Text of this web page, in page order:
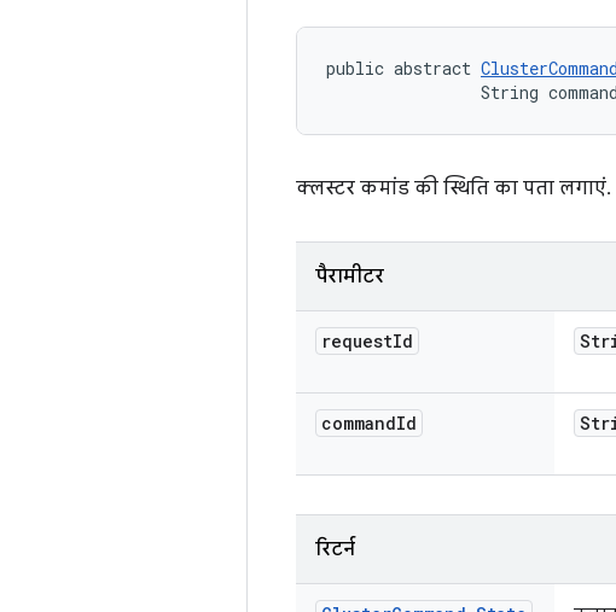
public abstract
String
क्लस्टर कमांड की स्थिति का पता लगाएं.
पैरामीटर
requestId
commandId
रिटर्न